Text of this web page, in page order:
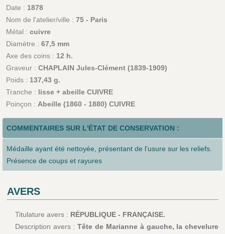
Date : 1878
Nom de l'atelier/ville : 75 - Paris
Métal : cuivre
Diamètre : 67,5 mm
Axe des coins : 12 h.
Graveur : CHAPLAIN Jules-Clément (1839-1909)
Poids : 137,43 g.
Tranche : lisse + abeille CUIVRE
Poinçon : Abeille (1860 - 1880) CUIVRE
COMMENTAIRES SUR L'ÉTAT DE CONSERVATION :
Médaille ayant été nettoyée, présentant de l’usure sur les reliefs.
Présence de coups et rayures
AVERS
Titulature avers : RÉPUBLIQUE - FRANÇAISE.
Description avers :Tête de Marianne à gauche, la chevelure